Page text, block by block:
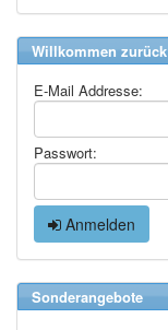
Willkommen zurück
E-Mail Addresse:
Passwort:
Anmelden
Sonderangebote